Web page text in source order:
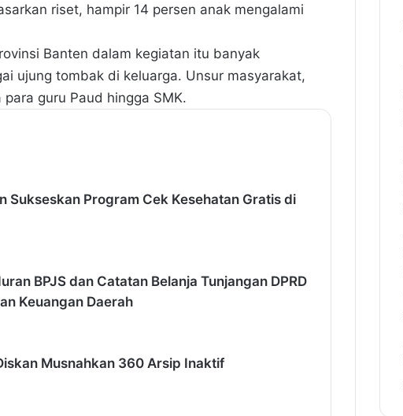
riset, hampir 14 persen anak mengalami
Banten dalam kegiatan itu banyak
ujung tombak di keluarga. Unsur masyarakat,
guru Paud hingga SMK.
Sukseskan Program Cek Kesehatan Gratis di
BPJS dan Catatan Belanja Tunjangan DPRD
Keuangan Daerah
Musnahkan 360 Arsip Inaktif